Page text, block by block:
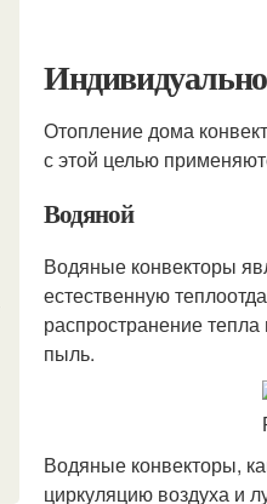
Отопление дома
с этой целью
Водяной
Водяные конвекторы
естественную
распространение
пыль.
Водяные конвекторы,
циркуляцию воздуха и